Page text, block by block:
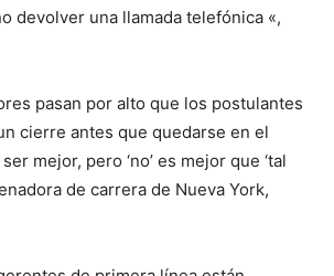
devolver una llamada telefónica «,
pasan por alto que los postulantes
cierre antes que quedarse en el
ser mejor, pero ‘no’ es mejor que ‘tal
de carrera de Nueva York,